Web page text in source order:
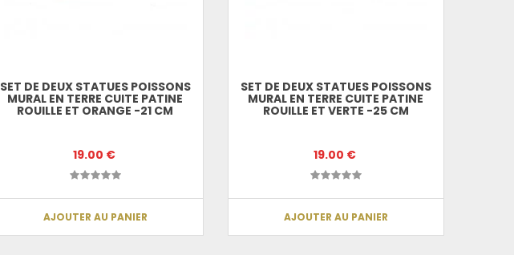
SET DE DEUX STATUES POISSONS
MURAL EN TERRE CUITE PATINE
ROUILLE ET ORANGE -21 CM
19.00 €
AJOUTER AU PANIER
SET DE DEUX STATUES POISSONS
MURAL EN TERRE CUITE PATINE
ROUILLE ET VERTE -25 CM
19.00 €
AJOUTER AU PANIER